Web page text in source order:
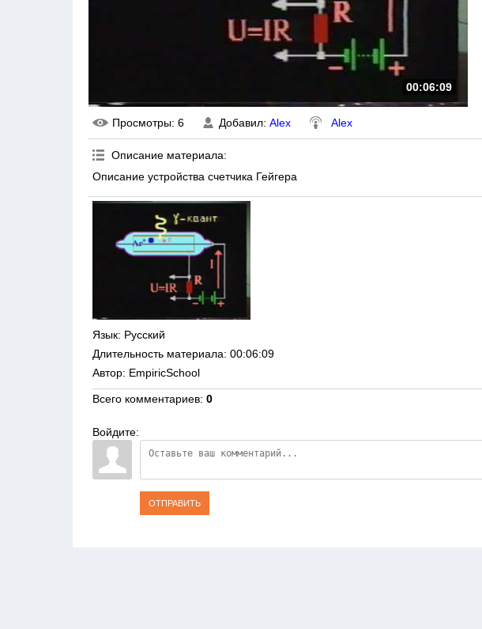
00:06:09
Просмотры: 6 Добавил: Alex Alex
Описание материала:
Описание устройства счетчика Гейгера
Язык: Русский
Длительность материала: 00:06:09
Автор: EmpiricSchool
Всего комментариев: 0
Войдите:
ОТПРАВИТЬ